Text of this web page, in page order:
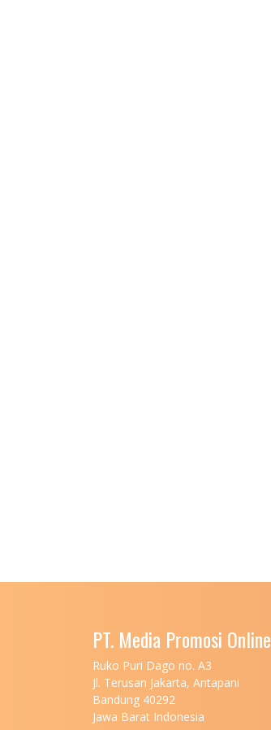
PT. Media Promosi Online
Ruko Puri Dago no. A3
Jl. Terusan Jakarta, Antapani
Bandung 40292
Jawa Barat Indonesia